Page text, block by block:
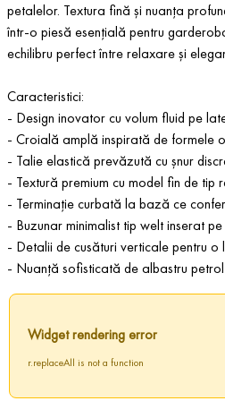
petalelor. Textura fină și nuanța
într-o piesă esențială pentru
echilibru perfect între relaxare și
Caracteristici:
- Design inovator cu volum fluid pe
- Croială amplă inspirată de formele
- Talie elastică prevăzută cu șnur
- Textură premium cu model fin de tip
- Terminație curbată la bază ce
- Buzunar minimalist tip welt inserat
- Detalii de cusături verticale pentru o
- Nuanță sofisticată de albastru petrol
Widget rendering error
r.replaceAll is not a function